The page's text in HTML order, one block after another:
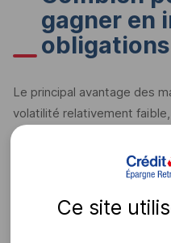
gagner en
obligations
Le principal avantage des
volatilité relativement
d’obtenir des performances
investissant en actions. En
espérés sont également
de taux bas, les
rendements espérés sur
Ce site